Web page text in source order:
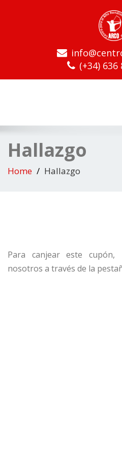
(+34) 636
Hallazgo
Home Hallazgo
Para canjear este
nosotros a través de la